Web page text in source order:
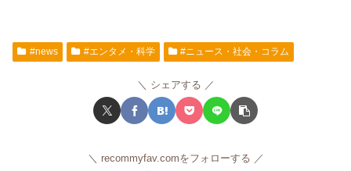
#news #エンタメ・科学 #ニュース・社会・コラム
シェアする
recommyfav.comをフォローする